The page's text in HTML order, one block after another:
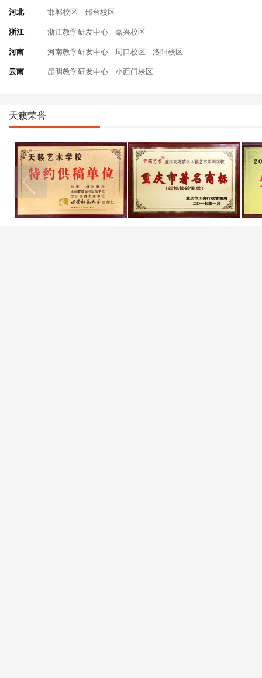
河北 邯郸校区 邢台校区
浙江 浙江教学研发中心 嘉兴校区
河南 河南教学研发中心 周口校区 洛阳校区
云南 昆明教学研发中心 小西门校区
天籁荣誉